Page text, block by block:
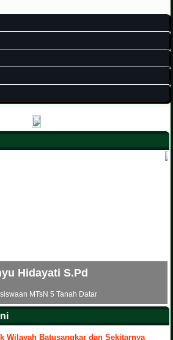
Ria Nofia S.H.I
Waka Sarana dan Prasarana MTsN 5 Tanah
Wilayah Batusangkar dan Sekitarnya